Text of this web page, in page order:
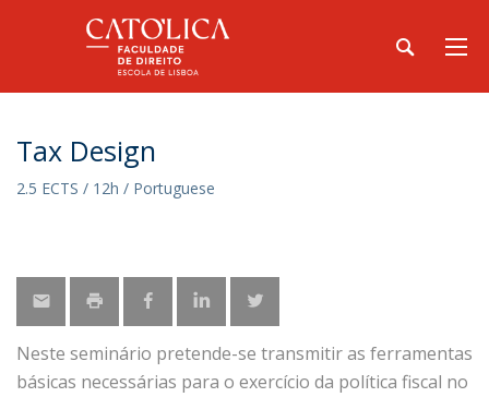
Tax Design
2.5 ECTS / 12h / Portuguese
Neste seminário pretende-se transmitir as ferramentas
básicas necessárias para o exercício da política fiscal no